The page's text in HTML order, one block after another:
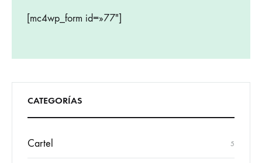
[mc4wp_form id=»77″]
CATEGORÍAS
Cartel 5